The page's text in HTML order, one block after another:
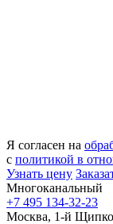
Я согласен на
с политикой в
Узнать цену
Многоканальный
+7 495 134-32-23
Москва, 1-й